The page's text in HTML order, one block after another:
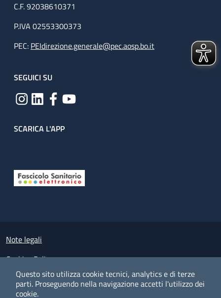
Questo sito utilizza cookie tecnici, analytics e di terze
parti. Proseguendo nella navigazione accetti l'utilizzo dei
cookie.
C.F. 92038610371
P.IVA 02553300373
PEC: PEIdirezione.generale@pec.aosp.bo.it
SEGUICI SU
SCARICA L'APP
Small prints
Note legali
Cookies Policy
Policy privacy e protezione del dato personale